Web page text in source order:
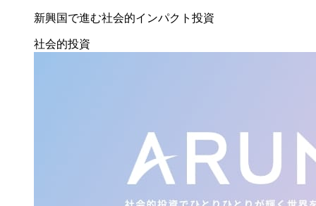
新興国で進む社会的インパクト投資
社会的投資